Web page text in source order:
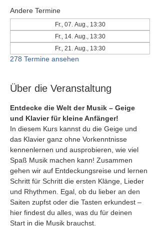
Andere Termine
Fr., 07. Aug., 13:30
Fr., 14. Aug., 13:30
Fr., 21. Aug., 13:30
278 Termine ansehen
Über die Veranstaltung
Entdecke die Welt der Musik – Geige
und Klavier für kleine Anfänger!
In diesem Kurs kannst du die Geige und
das Klavier ganz ohne Vorkenntnisse
kennenlernen und ausprobieren, wie viel
Spaß Musik machen kann! Zusammen
gehen wir auf Entdeckungsreise und lernen
Schritt für Schritt die ersten Klänge, Lieder
und Rhythmen. Egal, ob du lieber an den
Saiten zupfst oder die Tasten erkundest –
hier findest du alles, was du für deinen
Start in die Musik brauchst.